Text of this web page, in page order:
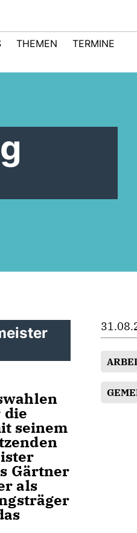
THEMEN
TERMINE
die
seinem
Gärtner
als